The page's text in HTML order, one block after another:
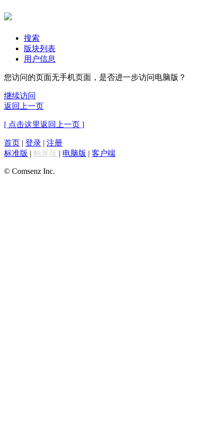
搜索
版块列表
用户信息
您访问的页面无手机页面，是否进一步访问电脑版？
继续访问
返回上一页
[ 点击这里返回上一页 ]
首页 | 登录 | 注册
标准版 | 触屏版 | 电脑版 | 客户端
© Comsenz Inc.